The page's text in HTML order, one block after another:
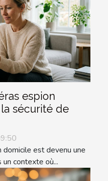
espion
sécurité de
est devenu une
contexte où...